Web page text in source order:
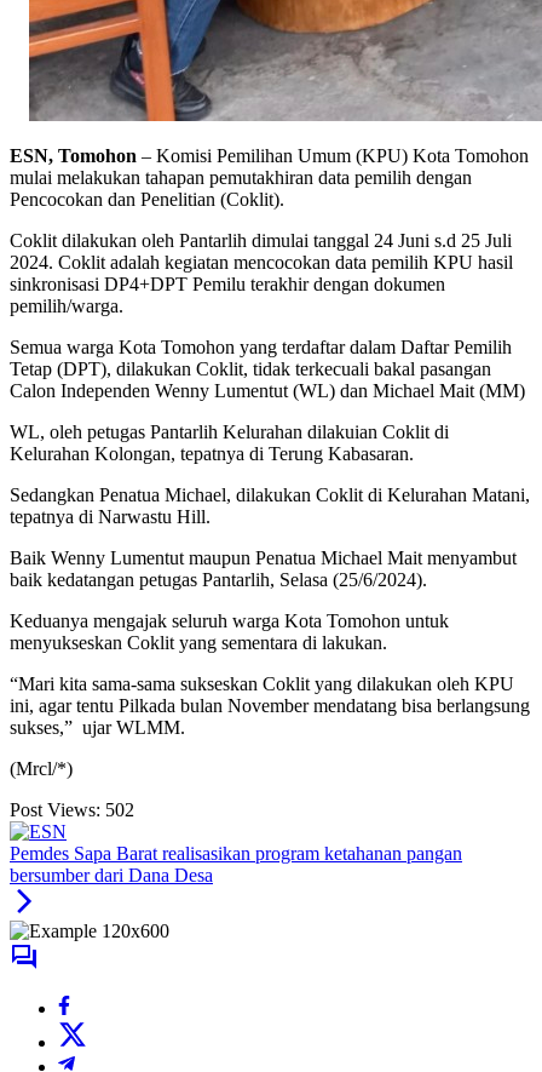
ESN, Tomohon – Komisi Pemilihan Umum (KPU) Kota Tomohon
mulai melakukan tahapan pemutakhiran data pemilih dengan
Pencocokan dan Penelitian (Coklit).
Coklit dilakukan oleh Pantarlih dimulai tanggal 24 Juni s.d 25 Juli
2024. Coklit adalah kegiatan mencocokan data pemilih KPU hasil
sinkronisasi DP4+DPT Pemilu terakhir dengan dokumen
pemilih/warga.
Semua warga Kota Tomohon yang terdaftar dalam Daftar Pemilih
Tetap (DPT), dilakukan Coklit, tidak terkecuali bakal pasangan
Calon Independen Wenny Lumentut (WL) dan Michael Mait (MM)
WL, oleh petugas Pantarlih Kelurahan dilakuian Coklit di
Kelurahan Kolongan, tepatnya di Terung Kabasaran.
Sedangkan Penatua Michael, dilakukan Coklit di Kelurahan Matani,
tepatnya di Narwastu Hill.
Baik Wenny Lumentut maupun Penatua Michael Mait menyambut
baik kedatangan petugas Pantarlih, Selasa (25/6/2024).
Keduanya mengajak seluruh warga Kota Tomohon untuk
menyukseskan Coklit yang sementara di lakukan.
“Mari kita sama-sama sukseskan Coklit yang dilakukan oleh KPU
ini, agar tentu Pilkada bulan November mendatang bisa berlangsung
sukses,” ujar WLMM.
(Mrcl/*)
Post Views: 502
Pemdes Sapa Barat realisasikan program ketahanan pangan
bersumber dari Dana Desa